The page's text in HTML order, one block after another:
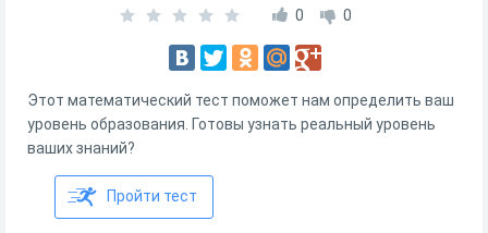
0 0
Этот математический тест поможет нам определить ваш
уровень образования. Готовы узнать реальный уровень
ваших знаний?
Пройти тест